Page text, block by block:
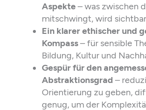
Aspekte– was zwischen
mitschwingt, wird sichtbar
Ein klarer ethischer und
Kompass– für sensible
Bildung, Kultur und
Gespür für den
Abstraktionsgrad –
Orientierung zu geben,
genug, um der